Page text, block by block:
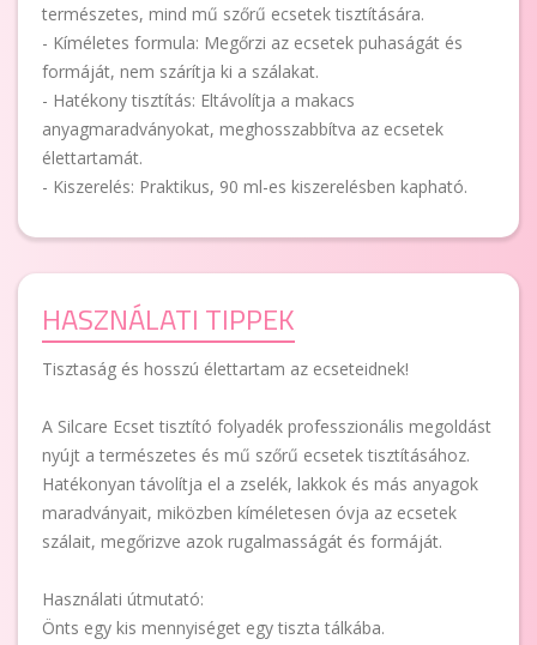
természetes, mind mű szőrű ecsetek tisztítására.
- Kíméletes formula: Megőrzi az ecsetek puhaságát és
formáját, nem szárítja ki a szálakat.
- Hatékony tisztítás: Eltávolítja a makacs
anyagmaradványokat, meghosszabbítva az ecsetek
élettartamát.
- Kiszerelés: Praktikus, 90 ml-es kiszerelésben kapható.
HASZNÁLATI TIPPEK
Tisztaság és hosszú élettartam az ecseteidnek!
A Silcare Ecset tisztító folyadék professzionális megoldást
nyújt a természetes és mű szőrű ecsetek tisztításához.
Hatékonyan távolítja el a zselék, lakkok és más anyagok
maradványait, miközben kíméletesen óvja az ecsetek
szálait, megőrizve azok rugalmasságát és formáját.
Használati útmutató:
Önts egy kis mennyiséget egy tiszta tálkába.